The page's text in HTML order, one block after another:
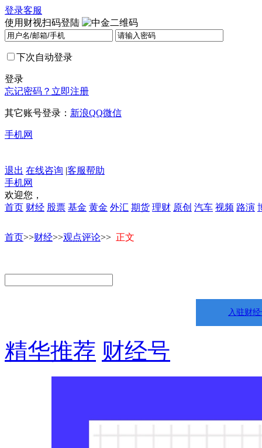
登录客服
使用财视扫码登陆
下次自动登录
登录
忘记密码？ 立即注册
其它账号登录： 新浪QQ微信
手机网
退出 在线咨询 |客服帮助
手机网
欢迎您，
首页 财经 股票 基金 黄金 外汇 期货 理财 原创 汽车 视频 路演
首页>>财经>>观点评论>> 正文
入驻财
精华推荐 财经号